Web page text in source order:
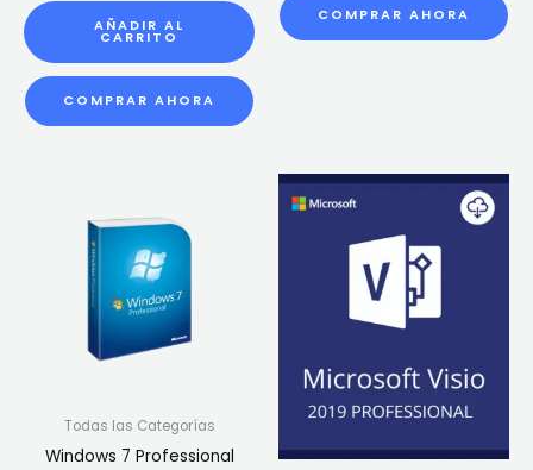
AÑADIR AL
CARRITO
COMPRAR AHORA
COMPRAR AHORA
Todas las Categorías
Windows 7 Professional